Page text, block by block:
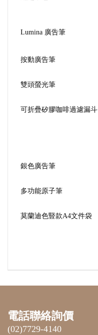
Lumina 廣告筆
按動廣告筆
雙頭螢光筆
可折疊矽膠咖啡過濾漏斗
銀色廣告筆
多功能原子筆
莫蘭迪色豎款A4文件袋
電話聯絡詢價
(02)7729-4140